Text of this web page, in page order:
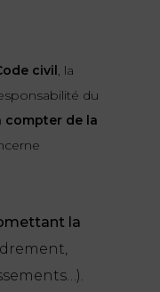
civil , la
du
compter de la
la